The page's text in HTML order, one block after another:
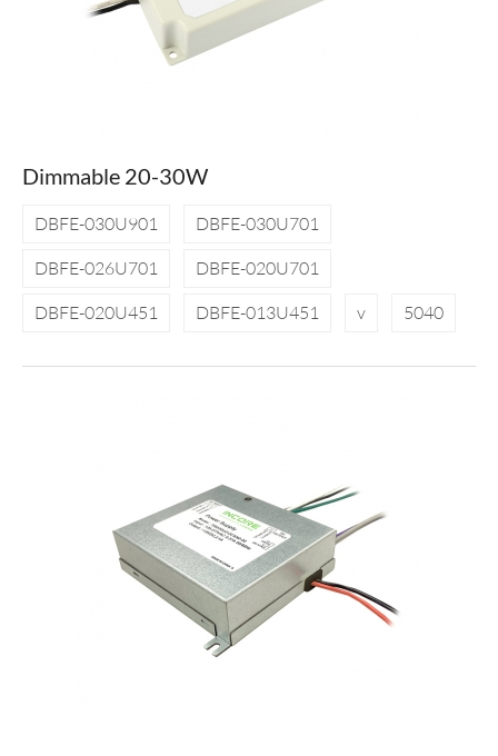
Dimmable 20-30W
DBFE-030U901
DBFE-030U701
DBFE-026U701
DBFE-020U701
DBFE-020U451
DBFE-013U451 v 5040